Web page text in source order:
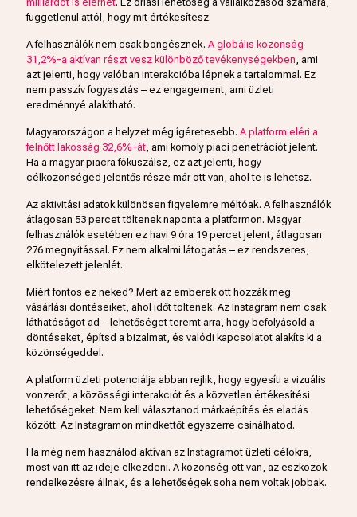
függetlenül attól, hogy mit értékesítesz.
A felhasználók nem csak böngésznek. A globális közönség
31,2%-a aktívan részt vesz különböző tevékenységekben, ami
azt jelenti, hogy valóban interakcióba lépnek a tartalommal. Ez
nem passzív fogyasztás – ez engagement, ami üzleti
eredménnyé alakítható.
Magyarországon a helyzet még ígéretesebb. A platform eléri a
felnőtt lakosság 32,6%-át, ami komoly piaci penetrációt jelent.
Ha a magyar piacra fókuszálsz, ez azt jelenti, hogy
célközönséged jelentős része már ott van, ahol te is lehetsz.
Az aktivitási adatok különösen figyelemre méltóak. A felhasználók
átlagosan 53 percet töltenek naponta a platformon. Magyar
felhasználók esetében ez havi 9 óra 19 percet jelent, átlagosan
276 megnyitással. Ez nem alkalmi látogatás – ez rendszeres,
elkötelezett jelenlét.
Miért fontos ez neked? Mert az emberek ott hozzák meg
vásárlási döntéseiket, ahol időt töltenek. Az Instagram nem csak
láthatóságot ad – lehetőséget teremt arra, hogy befolyásold a
döntéseket, építsd a bizalmat, és valódi kapcsolatot alakíts ki a
közönségeddel.
A platform üzleti potenciálja abban rejlik, hogy egyesíti a vizuális
vonzerőt, a közösségi interakciót és a közvetlen értékesítési
lehetőségeket. Nem kell választanod márkaépítés és eladás
között. Az Instagramon mindkettőt egyszerre csinálhatod.
Ha még nem használod aktívan az Instagramot üzleti célokra,
most van itt az ideje elkezdeni. A közönség ott van, az eszközök
rendelkezésre állnak, és a lehetőségek soha nem voltak jobbak.